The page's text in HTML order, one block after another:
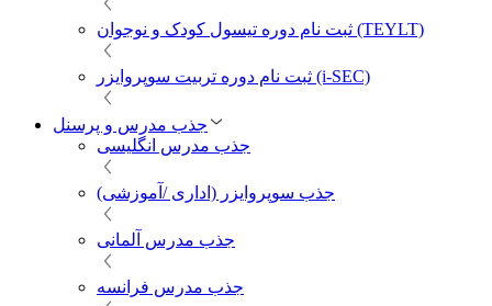
ثبت نام دوره تیسول کودک و نوجوان (TEYLT)
ثبت نام دوره تربیت سوپروایزر (i-SEC)
جذب مدرس و پرسنل
جذب مدرس انگلیسی
جذب سوپروایزر (اداری /آموزشی)
جذب مدرس آلمانی
جذب مدرس فرانسه